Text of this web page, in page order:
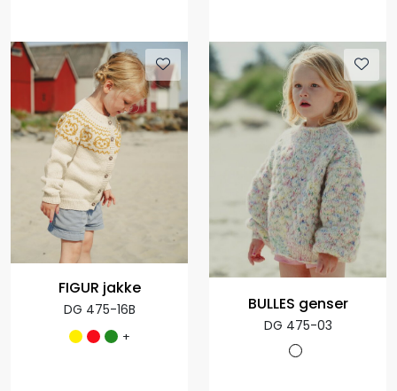
FIGUR jakke
DG 475-16B
+
BULLES genser
DG 475-03